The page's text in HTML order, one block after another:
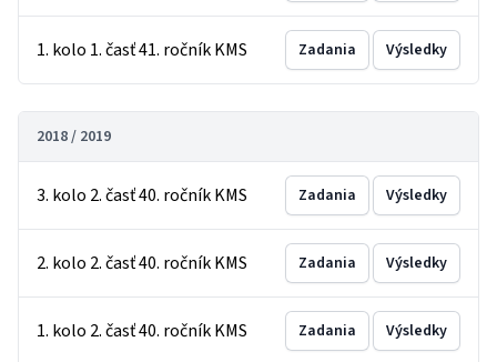
1. kolo 1. časť 41. ročník KMS Zadania Výsledky
2018 / 2019
3. kolo 2. časť 40. ročník KMS Zadania Výsledky
2. kolo 2. časť 40. ročník KMS Zadania Výsledky
1. kolo 2. časť 40. ročník KMS Zadania Výsledky